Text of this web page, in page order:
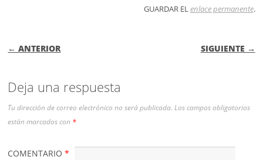
GUARDAR ELenlace permanente.
NAVEGACIÓN DE ENTRADAS
← ANTERIOR SIGUIENTE →
Deja una respuesta
Tu dirección de correo electrónico no será publicada. Los campos obligatorios
están marcados con *
COMENTARIO*